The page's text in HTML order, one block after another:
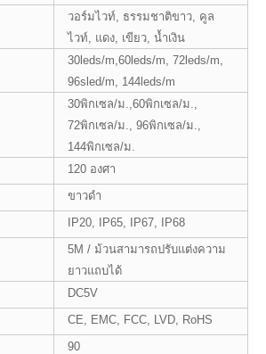
วอร์มไวท์, ธรรมชาติขาว, คูล
ไวท์, แดง, เขียว, น้ำเงิน
30leds/m,60leds/m, 72leds/m,
96sled/m, 144leds/m
30พิกเซล/ม.,60พิกเซล/ม.,
72พิกเซล/ม., 96พิกเซล/ม.,
144พิกเซล/ม.
120 องศา
ขาวดำ
IP20, IP65, IP67, IP68
5M / ม้วนสามารถปรับแต่งความ
ยาวแถบได้
DC5V
CE, EMC, FCC, LVD, RoHS
90